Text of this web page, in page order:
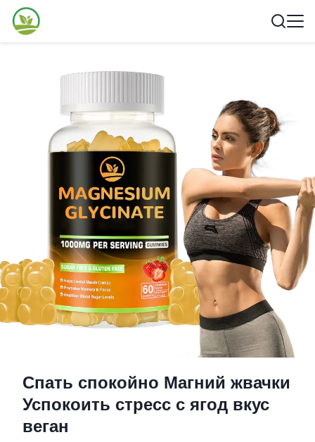
Спать спокойно Магний жвачки
Успокоить стресс с ягод вкус
веган